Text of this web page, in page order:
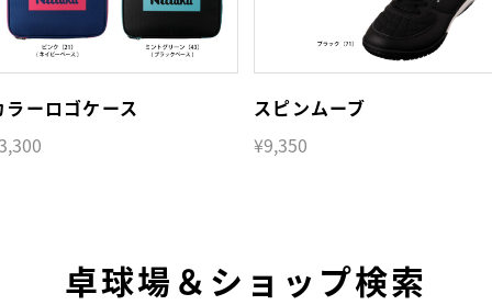
ラーロゴケース
スピンムーブ
¥9,350
卓球場＆ショップ検索